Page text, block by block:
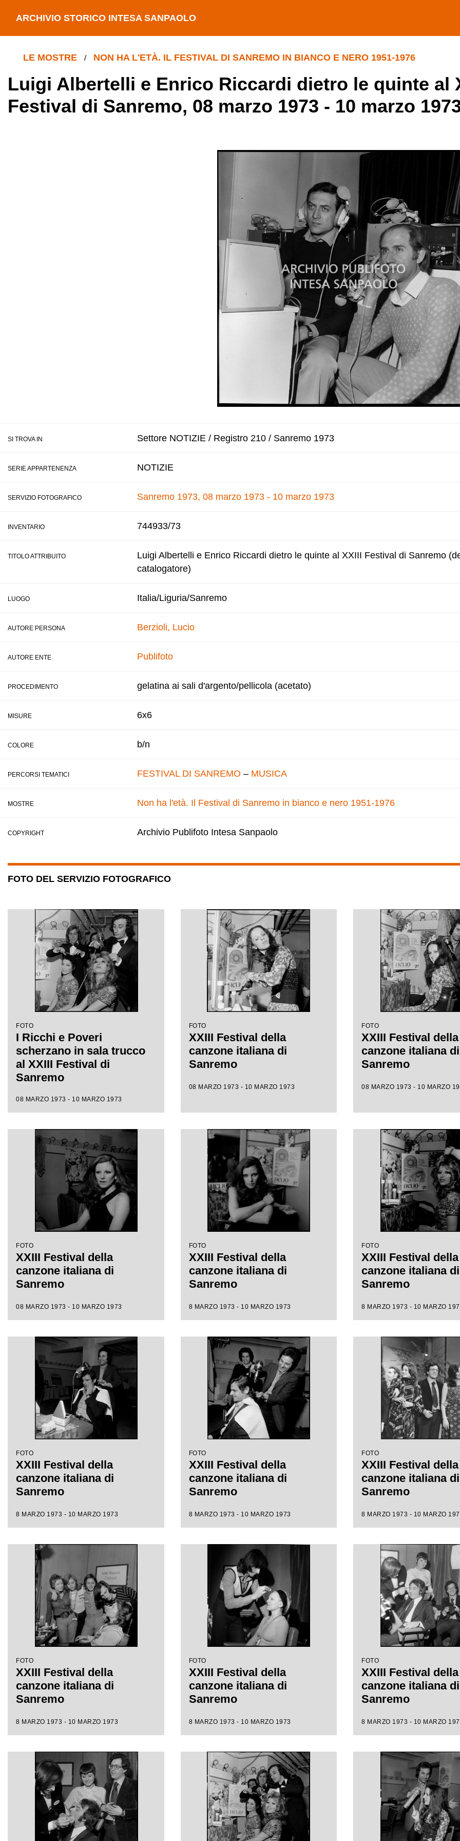
ARCHIVIO STORICO INTESA SANPAOLO
LE MOSTRE / NON HA L'ETÀ. IL FESTIVAL DI SANREMO IN BIANCO E NERO 1951-1976
Luigi Albertelli e Enrico Riccardi dietro le quinte al
Festival di Sanremo, 08 marzo 1973 - 10 marzo
SI TROVA IN Settore NOTIZIE / Registro 210 / Sanremo 1973
SERIE APPARTENENZA NOTIZIE
SERVIZIO FOTOGRAFICO Sanremo 1973, 08 marzo 1973 - 10 marzo 1973
INVENTARIO 744933/73
TITOLO ATTRIBUITO
Luigi Albertelli e Enrico Riccardi dietro le quinte al XXIII Festival di Sanremo
catalogatore)
LUOGO Italia/Liguria/Sanremo
AUTORE PERSONA Berzioli, Lucio
AUTORE ENTE Publifoto
PROCEDIMENTO gelatina ai sali d'argento/pellicola (acetato)
MISURE 6x6
COLORE b/n
PERCORSI TEMATICI FESTIVAL DI SANREMO – MUSICA
MOSTRE Non ha l'età. Il Festival di Sanremo in bianco e nero 1951-1976
COPYRIGHT Archivio Publifoto Intesa Sanpaolo
FOTO DEL SERVIZIO FOTOGRAFICO
FOTO
I Ricchi e Poveri
scherzano in sala trucco
al XXIII Festival di
Sanremo
08 MARZO 1973 - 10 MARZO 1973
FOTO
XXIII Festival della
canzone italiana di
Sanremo
08 MARZO 1973 - 10 MARZO 1973
FOTO
XXIII Festival della
canzone italiana di
Sanremo
08 MARZO 1973 - 10 MARZO
FOTO
XXIII Festival della
canzone italiana di
Sanremo
08 MARZO 1973 - 10 MARZO 1973
FOTO
XXIII Festival della
canzone italiana di
Sanremo
8 MARZO 1973 - 10 MARZO 1973
FOTO
XXIII Festival della
canzone italiana di
Sanremo
8 MARZO 1973 - 10 MARZO
FOTO
XXIII Festival della
canzone italiana di
Sanremo
8 MARZO 1973 - 10 MARZO 1973
FOTO
XXIII Festival della
canzone italiana di
Sanremo
8 MARZO 1973 - 10 MARZO 1973
FOTO
XXIII Festival della
canzone italiana di
Sanremo
8 MARZO 1973 - 10 MARZO
FOTO
XXIII Festival della
canzone italiana di
Sanremo
8 MARZO 1973 - 10 MARZO 1973
FOTO
XXIII Festival della
canzone italiana di
Sanremo
8 MARZO 1973 - 10 MARZO 1973
FOTO
XXIII Festival della
canzone italiana di
Sanremo
8 MARZO 1973 - 10 MARZO